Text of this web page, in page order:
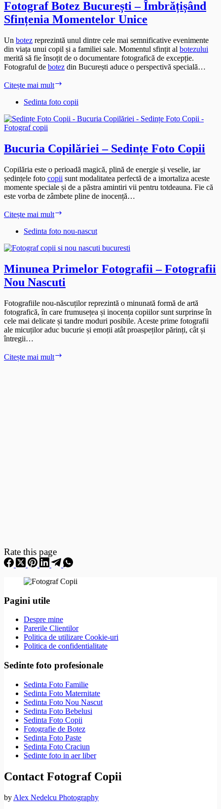
Fotograf Botez București – Îmbrățișând
Sfințenia Momentelor Unice
Un botez reprezintă unul dintre cele mai semnificative evenimente
din viața unui copil și a familiei sale. Momentul sfințit al botezului
merită să fie însoțit de o documentare fotografică de excepție.
Fotograful de botez din București aduce o perspectivă specială…
Citește mai mult
București
Îmbrățișând
Unice
Sedinta foto copii
Bucuria Copilăriei – Sedințe Foto Copii
Copilăria este o perioadă magică, plină de energie și veselie, iar
ședințele foto copii sunt modalitatea perfectă de a imortaliza aceste
momente speciale și de a păstra amintiri vii pentru totdeauna. Fie că
este vorba de zâmbete pline de inocență…
Citește mai mult
–
Foto
Sedinta foto nou-nascut
Minunea Primelor Fotografii – Fotografii
Nou Nascuti
Fotografiile nou-născuților reprezintă o minunată formă de artă
fotografică, în care frumusețea și inocența copiilor sunt surprinse în
cele mai delicate și tandre moduri posibile. Aceste prime fotografii
ale micuților aduc bucurie și emoții atât proaspeților părinți, cât și
întregii…
Citește mai mult
Rate this page
Pagini utile
Despre mine
Parerile Clientilor
Politica de utilizare Cookie-uri
Politica de confidentialitate
Sedinte foto profesionale
Sedinta Foto Familie
Sedinta Foto Maternitate
Sedinta Foto Nou Nascut
Sedinta Foto Bebelusi
Sedinta Foto Copii
Fotografie de Botez
Sedinta Foto Paste
Sedinta Foto Craciun
Sedinte foto in aer liber
Contact Fotograf Copii
by Alex Nedelcu Photography